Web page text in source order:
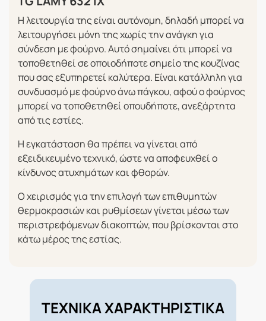
Η λειτουργία της είναι αυτόνομη, δηλαδή μπορεί να
λειτουργήσει μόνη της χωρίς την ανάγκη για
σύνδεση με φούρνο. Αυτό σημαίνει ότι μπορεί να
τοποθετηθεί σε οποιοδήποτε σημείο της κουζίνας
που σας εξυπηρετεί καλύτερα. Είναι κατάλληλη για
συνδυασμό με φούρνο άνω πάγκου, αφού ο φούρνος
μπορεί να τοποθετηθεί οπουδήποτε, ανεξάρτητα
από τις εστίες.
Η εγκατάσταση θα πρέπει να γίνεται από
εξειδικευμένο τεχνικό, ώστε να αποφευχθεί ο
κίνδυνος ατυχημάτων και φθορών.
Ο χειρισμός για την επιλογή των επιθυμητών
θερμοκρασιών και ρυθμίσεων γίνεται μέσω των
περιστρεφόμενων διακοπτών, που βρίσκονται στο
κάτω μέρος της εστίας.
ΤΕΧΝΙΚΑ ΧΑΡΑΚΤΗΡΙΣΤΙΚΑ